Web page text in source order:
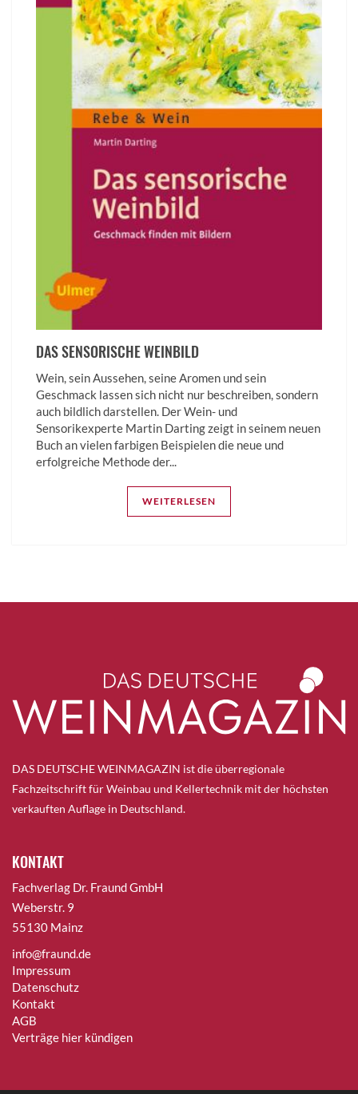
DAS SENSORISCHE WEINBILD
Wein, sein Aussehen, seine Aromen und sein
Geschmack lassen sich nicht nur beschreiben, sondern
auch bildlich darstellen. Der Wein- und
Sensorikexperte Martin Darting zeigt in seinem neuen
Buch an vielen farbigen Beispielen die neue und
erfolgreiche Methode der...
WEITERLESEN
DAS DEUTSCHE WEINMAGAZIN ist die überregionale
Fachzeitschrift für Weinbau und Kellertechnik mit der höchsten
verkauften Auflage in Deutschland.
KONTAKT
Fachverlag Dr. Fraund GmbH
Weberstr. 9
55130 Mainz
info@fraund.de
Impressum
Datenschutz
Kontakt
AGB
Verträge hier kündigen